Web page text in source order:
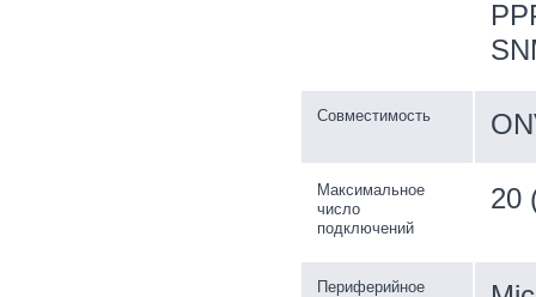
Совместимость
Максимальное
число
подключений
20
Периферийное